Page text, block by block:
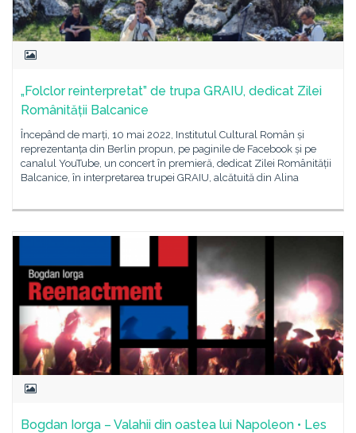
„Folclor reinterpretat” de trupa GRAIU, dedicat Zilei
Românității Balcanice
Începând de marți, 10 mai 2022, Institutul Cultural Român și
reprezentanța din Berlin propun, pe paginile de Facebook și pe
canalul YouTube, un concert în premieră, dedicat Zilei Românității
Balcanice, în interpretarea trupei GRAIU, alcătuită din Alina
Bogdan Iorga – Valahii din oastea lui Napoleon • Les